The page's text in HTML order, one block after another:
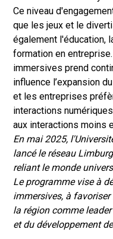
Ce niveau
que les jeux et le
également l'éducation,
formation en
immersives prend
influence l’expansion
et les entreprises
interactions
aux interactions moins
En mai 2025,
lancé le réseau
reliant le monde
Le programme vise à
immersives, à
la région comme
et du développement